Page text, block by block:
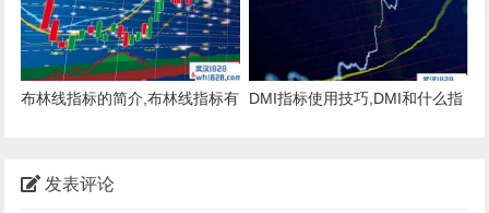
布林线指标的简介,布林线指标有
DMI指标使用技巧,DMI和什么指
发表评论